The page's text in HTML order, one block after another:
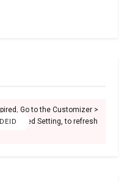
Go to the Customizer >
Feed Setting, to refresh